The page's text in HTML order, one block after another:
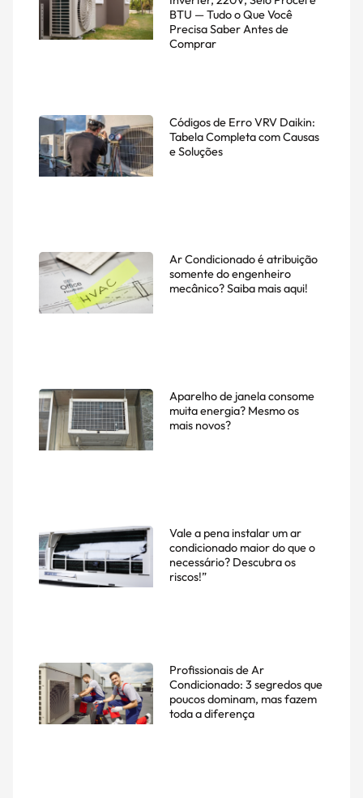
BTU — Tudo o Que Você
Precisa Saber Antes de
Comprar
Códigos de Erro VRV Daikin:
Tabela Completa com Causas
e Soluções
Ar Condicionado é atribuição
somente do engenheiro
mecânico? Saiba mais aqui!
Aparelho de janela consome
muita energia? Mesmo os
mais novos?
Vale a pena instalar um ar
condicionado maior do que o
necessário? Descubra os
riscos!”
Profissionais de Ar
Condicionado: 3 segredos que
poucos dominam, mas fazem
toda a diferença